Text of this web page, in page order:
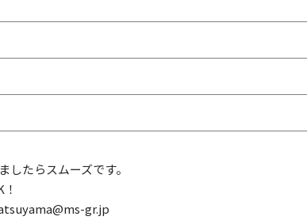
したらスムーズです。
gr.jp